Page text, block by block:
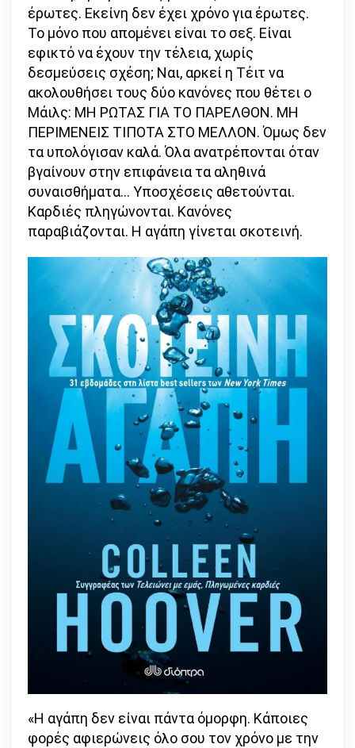
έρωτες. Εκείνη δεν έχει χρόνο για έρωτες.
Το μόνο που απομένει είναι το σεξ. Είναι
εφικτό να έχουν την τέλεια, χωρίς
δεσμεύσεις σχέση; Ναι, αρκεί η Τέιτ να
ακολουθήσει τους δύο κανόνες που θέτει ο
Μάιλς: ΜΗ ΡΩΤΑΣ ΓΙΑ ΤΟ ΠΑΡΕΛΘΟΝ. ΜΗ
ΠΕΡΙΜΕΝΕΙΣ ΤΙΠΟΤΑ ΣΤΟ ΜΕΛΛΟΝ. Όμως δεν
τα υπολόγισαν καλά. Όλα ανατρέπονται όταν
βγαίνουν στην επιφάνεια τα αληθινά
συναισθήματα… Υποσχέσεις αθετούνται.
Καρδιές πληγώνονται. Κανόνες
παραβιάζονται. Η αγάπη γίνεται σκοτεινή.
«Η αγάπη δεν είναι πάντα όμορφη. Κάποιες
φορές αφιερώνεις όλο σου τον χρόνο με την